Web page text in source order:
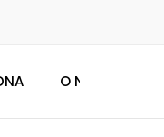
O NÁS